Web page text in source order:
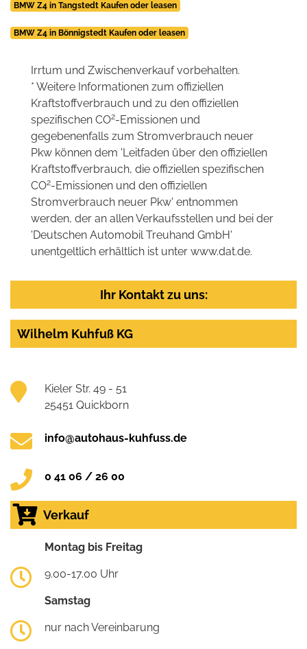
BMW Z4 in Tangstedt Kaufen oder leasen
BMW Z4 in Bönnigstedt Kaufen oder leasen
Irrtum und Zwischenverkauf vorbehalten.
* Weitere Informationen zum offiziellen
Kraftstoffverbrauch und zu den offiziellen
spezifischen CO2-Emissionen und
gegebenenfalls zum Stromverbrauch neuer
Pkw können dem 'Leitfaden über den offiziellen
Kraftstoffverbrauch, die offiziellen spezifischen
CO2-Emissionen und den offiziellen
Stromverbrauch neuer Pkw' entnommen
werden, der an allen Verkaufsstellen und bei der
'Deutschen Automobil Treuhand GmbH'
unentgeltlich erhältlich ist unter www.dat.de.
Ihr Kontakt zu uns:
Wilhelm Kuhfuß KG
Kieler Str. 49 - 51
25451 Quickborn
info@autohaus-kuhfuss.de
0 41 06 / 26 00
Verkauf
Montag bis Freitag
9.00-17.00 Uhr
Samstag
nur nach Vereinbarung